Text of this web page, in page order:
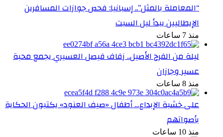
“المعاملة بالمثل”.. إسبانيا: فحص جوازات المسافرين
الإيطاليين يبدأ ليل السبت
منذ 7 ساعات
ليلة من الفرح الأصيل.. زفاف فيصل العسيري يجمع محبة
عسير وجازان
منذ 8 ساعات
على خشبة الإبداع… أطفال «صيف العنود» يكتبون الحكاية
بأصواتهم
منذ 10 ساعات